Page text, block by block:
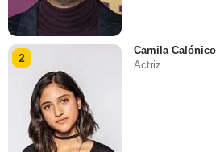
2
Camila Calónico
Actriz